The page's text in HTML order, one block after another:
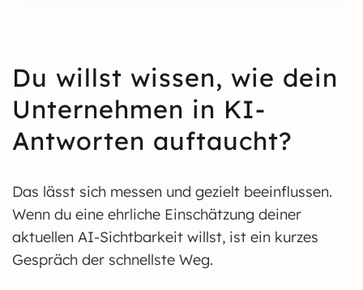
Du willst wissen, wie dein
Unternehmen in KI-
Antworten auftaucht?
Das lässt sich messen und gezielt beeinflussen.
Wenn du eine ehrliche Einschätzung deiner
aktuellen AI-Sichtbarkeit willst, ist ein kurzes
Gespräch der schnellste Weg.